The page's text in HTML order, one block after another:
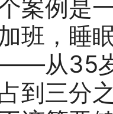
案例是
班，睡
从35
到三分